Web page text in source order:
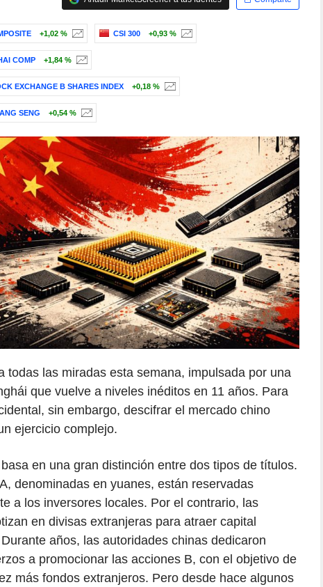
+1,02 % CSI 300 +0,93 %
COMP +1,84 %
EXCHANGE B SHARES INDEX +0,18 %
SENG +0,54 %
todas las miradas esta semana, impulsada por una
que vuelve a niveles inéditos en 11 años. Para
sin embargo, descifrar el mercado chino
ejercicio complejo.
en una gran distinción entre dos tipos de títulos.
denominadas en yuanes, están reservadas
a los inversores locales. Por el contrario, las
en divisas extranjeras para atraer capital
años, las autoridades chinas dedicaron
a promocionar las acciones B, con el objetivo de
más fondos extranjeros. Pero desde hace algunos